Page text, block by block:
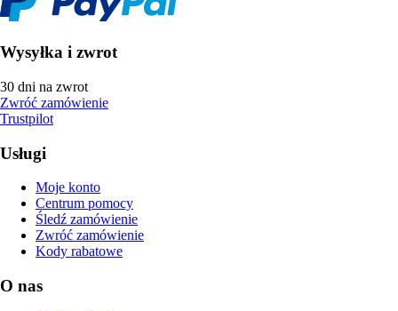
Wysyłka i zwrot
30 dni na zwrot
Zwróć zamówienie
Trustpilot
Usługi
Moje konto
Centrum pomocy
Śledź zamówienie
Zwróć zamówienie
Kody rabatowe
O nas